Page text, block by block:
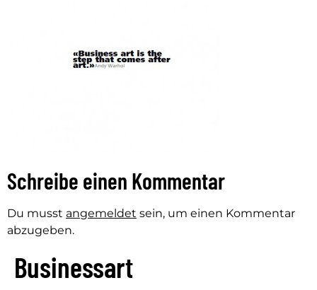
Schreibe einen Kommentar
Du musst angemeldet sein, um einen Kommentar
abzugeben.
Businessart